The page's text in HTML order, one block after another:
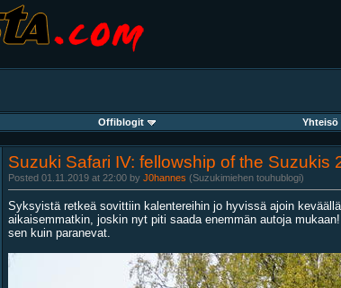
Offiblogit Yhteisö
Suzuki Safari IV: fellowship of the Suzukis
Posted 01.11.2019 at 22:00 by J0hannes (Suzukimiehen touhublogi)
Syksyistä retkeä sovittiin kalentereihin jo hyvissä ajoin
aikaisemmatkin, joskin nyt piti saada enemmän autoja
sen kuin paranevat.